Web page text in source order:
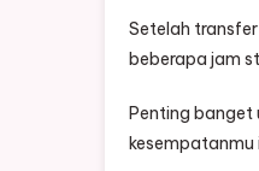
Setelah
beberapa jam
Penting banget
kesempatanmu